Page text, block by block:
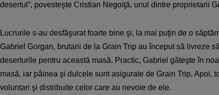
desertul“, povesteşte Cristian Negoiţă, unul dintre proprietarii
Lucrurile s-au desfăşurat foarte bine şi, la mai puţin de o
Gabriel Gorgan, brutarii de la Grain Trip au început să livreze
deserturile pentru această masă. Practic, Gabriel găteşte în
masă, iar pâinea şi dulcele sunt asigurate de Grain Trip. Apoi,
voluntari şi distribuite celor care au nevoie de ele.